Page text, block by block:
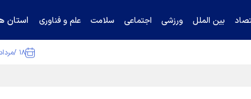
بین الملل ورزشی اجتماعی سلامت علم و فناوری استان
۱۸ /مرداد /۱۴۰۵